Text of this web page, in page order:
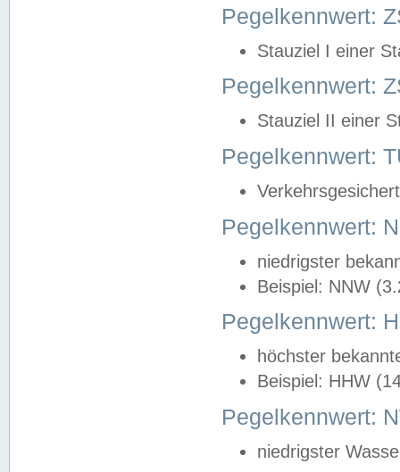
Pegelkennwert:
Stauziel I einer
Pegelkennwert:
Stauziel II einer
Pegelkennwert:
Pegelkennwert:
niedrigster
Beispiel: NNW
Pegelkennwert:
höchster
Beispiel: HHW
Pegelkennwert:
niedrigster